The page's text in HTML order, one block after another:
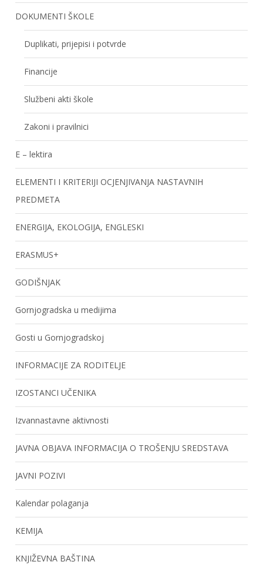
DOKUMENTI ŠKOLE
Duplikati, prijepisi i potvrde
Financije
Službeni akti škole
Zakoni i pravilnici
E – lektira
ELEMENTI I KRITERIJI OCJENJIVANJA NASTAVNIH
PREDMETA
ENERGIJA, EKOLOGIJA, ENGLESKI
ERASMUS+
GODIŠNJAK
Gornjogradska u medijima
Gosti u Gornjogradskoj
INFORMACIJE ZA RODITELJE
IZOSTANCI UČENIKA
Izvannastavne aktivnosti
JAVNA OBJAVA INFORMACIJA O TROŠENJU SREDSTAVA
JAVNI POZIVI
Kalendar polaganja
KEMIJA
KNJIŽEVNA BAŠTINA